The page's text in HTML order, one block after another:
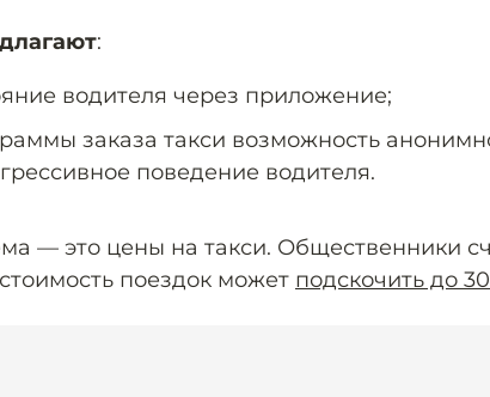
:
водителя через приложение;
заказа такси возможность
поведение водителя.
— это цены на такси. Общественники
поездок может подскочить до